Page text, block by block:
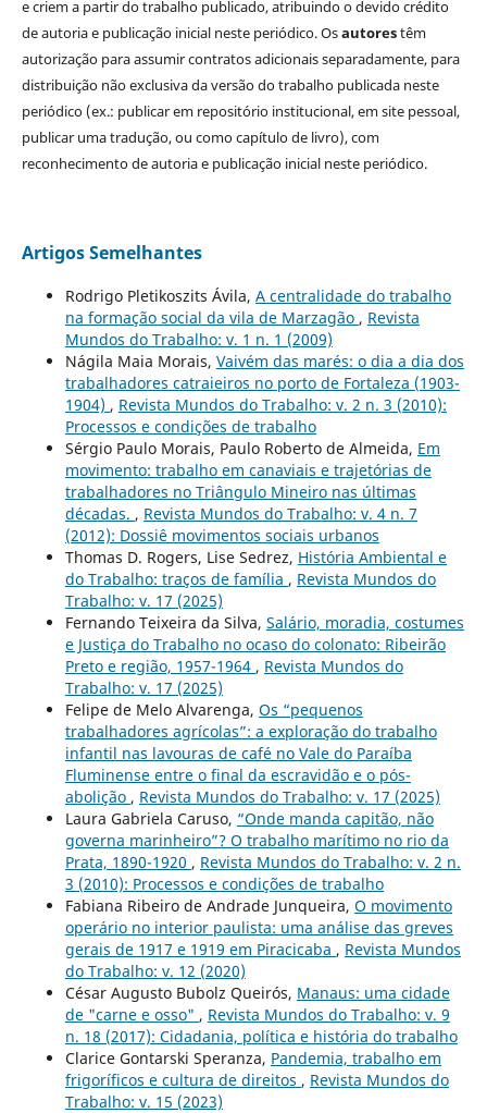
e criem a partir do trabalho publicado, atribuindo o devido crédito
de autoria e publicação inicial neste periódico. Osautorestêm
autorização para assumir contratos adicionais separadamente, para
distribuição não exclusiva da versão do trabalho publicada neste
periódico (ex.: publicar em repositório institucional, em site pessoal,
publicar uma tradução, ou como capítulo de livro), com
reconhecimento de autoria e publicação inicial neste periódico.
Artigos Semelhantes
Rodrigo Pletikoszits Ávila, A centralidade do trabalho
na formação social da vila de Marzagão , Revista
Mundos do Trabalho: v. 1 n. 1 (2009)
Nágila Maia Morais, Vaivém das marés: o dia a dia dos
trabalhadores catraieiros no porto de Fortaleza (1903-
1904) , Revista Mundos do Trabalho: v. 2 n. 3 (2010):
Processos e condições de trabalho
Sérgio Paulo Morais, Paulo Roberto de Almeida, Em
movimento: trabalho em canaviais e trajetórias de
trabalhadores no Triângulo Mineiro nas últimas
décadas. , Revista Mundos do Trabalho: v. 4 n. 7
(2012): Dossiê movimentos sociais urbanos
Thomas D. Rogers, Lise Sedrez, História Ambiental e
do Trabalho: traços de família , Revista Mundos do
Trabalho: v. 17 (2025)
Fernando Teixeira da Silva, Salário, moradia, costumes
e Justiça do Trabalho no ocaso do colonato: Ribeirão
Preto e região, 1957-1964 , Revista Mundos do
Trabalho: v. 17 (2025)
Felipe de Melo Alvarenga, Os “pequenos
trabalhadores agrícolas”: a exploração do trabalho
infantil nas lavouras de café no Vale do Paraíba
Fluminense entre o final da escravidão e o pós-
abolição , Revista Mundos do Trabalho: v. 17 (2025)
Laura Gabriela Caruso, “Onde manda capitão, não
governa marinheiro”? O trabalho marítimo no rio da
Prata, 1890-1920 , Revista Mundos do Trabalho: v. 2 n.
3 (2010): Processos e condições de trabalho
Fabiana Ribeiro de Andrade Junqueira, O movimento
operário no interior paulista: uma análise das greves
gerais de 1917 e 1919 em Piracicaba , Revista Mundos
do Trabalho: v. 12 (2020)
César Augusto Bubolz Queirós, Manaus: uma cidade
de "carne e osso" , Revista Mundos do Trabalho: v. 9
n. 18 (2017): Cidadania, política e história do trabalho
Clarice Gontarski Speranza, Pandemia, trabalho em
frigoríficos e cultura de direitos , Revista Mundos do
Trabalho: v. 15 (2023)